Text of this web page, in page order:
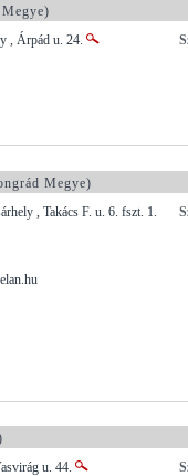
, Árpád u. 24.
Megye)
, Takács F. u. 6. fszt. 1.
u. 44.